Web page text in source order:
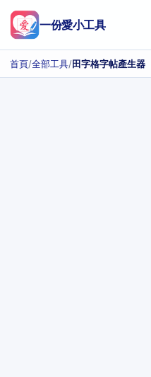
一份愛小工具
首頁/全部工具/田字格字帖產生器